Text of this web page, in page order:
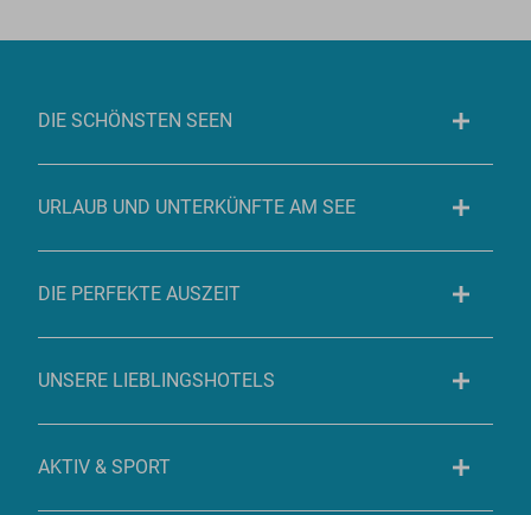
DIE SCHÖNSTEN SEEN
URLAUB UND UNTERKÜNFTE AM SEE
DIE PERFEKTE AUSZEIT
UNSERE LIEBLINGSHOTELS
AKTIV & SPORT